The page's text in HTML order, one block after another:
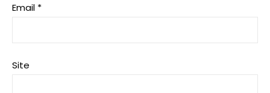
Email *
Site